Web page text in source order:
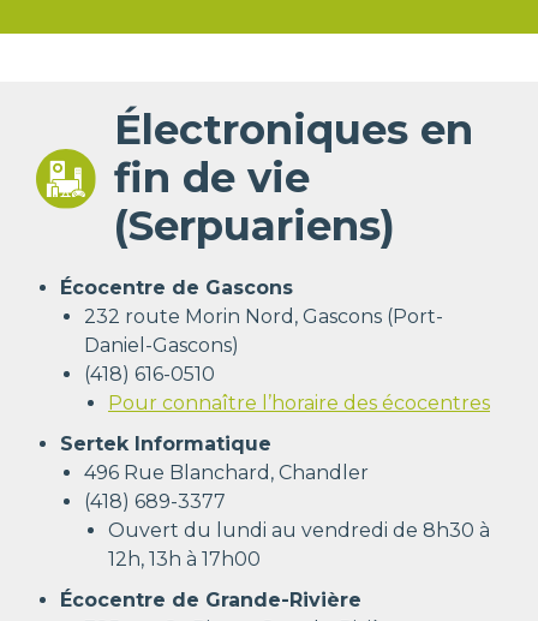
Électroniques en
fin de vie
(Serpuariens)
Écocentre de Gascons
232 route Morin Nord, Gascons (Port-
Daniel-Gascons)
(418) 616-0510
Pour connaître l’horaire des écocentres
Sertek Informatique
496 Rue Blanchard, Chandler
(418) 689-3377
Ouvert du lundi au vendredi de 8h30 à
12h, 13h à 17h00
Écocentre de Grande-Rivière